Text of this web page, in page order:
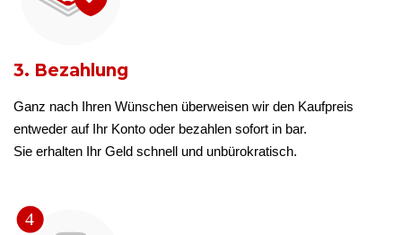
3. Bezahlung
Ganz nach Ihren Wünschen überweisen wir den Kaufpreis
entweder auf Ihr Konto oder bezahlen sofort in bar.
Sie erhalten Ihr Geld schnell und unbürokratisch.